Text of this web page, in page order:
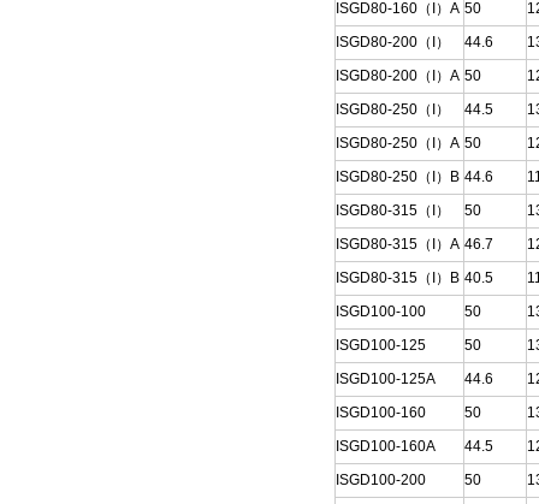
ISGD80-160（I）A 50
ISGD80-200（I）
44.6
ISGD80-200（I）A 50
ISGD80-250（I）
44.5
ISGD80-250（I）A 50
ISGD80-250（I）B 44.6
ISGD80-315（I）
50
ISGD80-315（I）A 46.7
ISGD80-315（I）B 40.5
ISGD100-100
50
ISGD100-125
50
ISGD100-125A
44.6
ISGD100-160
50
ISGD100-160A
44.5
ISGD100-200
50